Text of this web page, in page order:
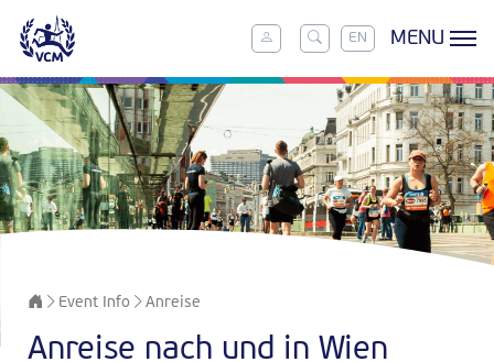
EN MENU
Event Info Anreise
Anreise nach und in Wien